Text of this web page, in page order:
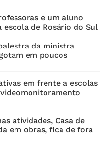
e um aluno
de Rosário do Sul
da ministra
em poucos
em frente a escolas
atividades, Casa de
em obras, fica de fora